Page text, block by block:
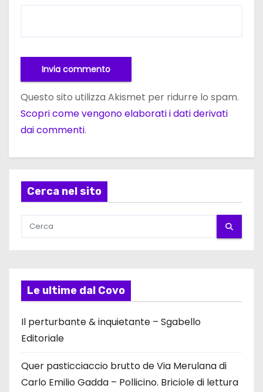
Questo sito utilizza Akismet per ridurre lo spam.
Scopri come vengono elaborati i dati derivati
dai commenti.
Cerca nel sito
Le ultime dal Covo
Il perturbante & inquietante – Sgabello
Editoriale
Quer pasticciaccio brutto de Via Merulana di
Carlo Emilio Gadda – Pollicino. Briciole di lettura